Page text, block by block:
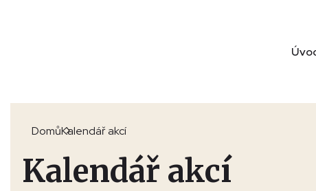
DomůKalendář akcí
Kalendář akcí